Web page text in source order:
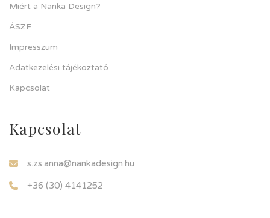
Miért a Nanka Design?
ÁSZF
Impresszum
Adatkezelési tájékoztató
Kapcsolat
Kapcsolat
s.zs.anna@nankadesign.hu
+36 (30) 4141252